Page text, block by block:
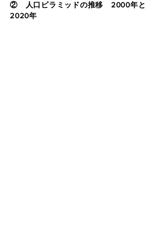
② 人口ピラミッドの推移 2000年と
2020年